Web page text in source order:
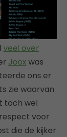
veel over
Joox was
ons er
zie waarvan
toch wel
voor
die de kijker